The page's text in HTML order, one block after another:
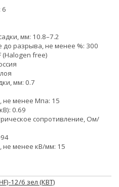
6
мм: 10.8–7.2
до разрыва, не менее %: 300
(Halogen free)
мм: 0.7
не менее Мпа: 15
0.69
сопротивление, Ом/
не менее кВ/мм: 15
12/6 зел (КВТ)